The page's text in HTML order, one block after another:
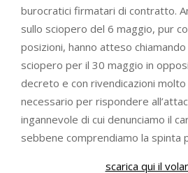
burocratici firmatari di contratto.
sullo sciopero del 6 maggio, pur
posizioni, hanno atteso
sciopero per il 30 maggio in
decreto e con rivendicazioni molto
necessario per rispondere
ingannevole di cui denunciamo il
sebbene comprendiamo la spinta
scarica qui il